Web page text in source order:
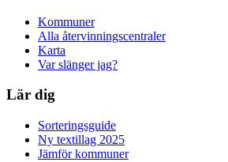
Kommuner
Alla återvinningscentraler
Karta
Var slänger jag?
Lär dig
Sorteringsguide
Ny textillag 2025
Jämför kommuner